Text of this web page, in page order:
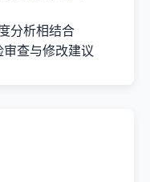
分析相结合
查与修改建议